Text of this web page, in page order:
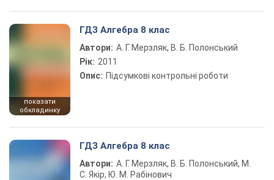
показати
обкладинку
ГДЗ Алгебра 8 клас
Автори: А. Г. Мерзляк, В. Б. Полонський
Рік: 2011
Опис: Підсумкові контрольні роботи
ГДЗ Алгебра 8 клас
Автори: А. Г. Мерзляк, В. Б. Полонський, М.
С. Якір, Ю. М. Рабінович